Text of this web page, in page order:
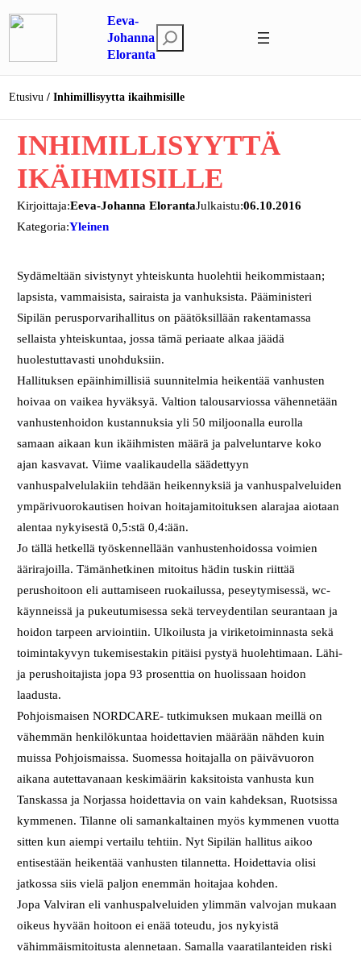
sisältöön
Eeva-
Johanna
Elorantat
s
i
Etusivu Inhimillisyytta ikaihmisille
INHIMILLISYYTTÄ
IKÄIHMISILLE
Kirjoittaja:Eeva-Johanna ElorantaJulkaistu:06.10.2016
Kategoria:Yleinen
Sydämeltään sivistynyt yhteiskunta huolehtii heikommistaan;
lapsista, vammaisista, sairaista ja vanhuksista. Pääministeri
Sipilän perusporvarihallitus on päätöksillään rakentamassa
sellaista yhteiskuntaa, jossa tämä periaate alkaa jäädä
huolestuttavasti unohduksiin.
Hallituksen epäinhimillisiä suunnitelmia heikentää vanhusten
hoivaa on vaikea hyväksyä. Valtion talousarviossa vähennetään
vanhustenhoidon kustannuksia yli 50 miljoonalla eurolla
samaan aikaan kun ikäihmisten määrä ja palveluntarve koko
ajan kasvavat. Viime vaalikaudella säädettyyn
vanhuspalvelulakiin tehdään heikennyksiä ja vanhuspalveluiden
ympärivuorokautisen hoivan hoitajamitoituksen alarajaa aiotaan
alentaa nykyisestä 0,5:stä 0,4:ään.
Jo tällä hetkellä työskennellään vanhustenhoidossa voimien
äärirajoilla. Tämänhetkinen mitoitus hädin tuskin riittää
perushoitoon eli auttamiseen ruokailussa, peseytymisessä, wc-
käynneissä ja pukeutumisessa sekä terveydentilan seurantaan ja
hoidon tarpeen arviointiin. Ulkoilusta ja viriketoiminnasta sekä
toimintakyvyn tukemisestakin pitäisi pystyä huolehtimaan. Lähi-
ja perushoitajista jopa 93 prosenttia on huolissaan hoidon
laadusta.
Pohjoismaisen NORDCARE- tutkimuksen mukaan meillä on
vähemmän henkilökuntaa hoidettavien määrään nähden kuin
muissa Pohjoismaissa. Suomessa hoitajalla on päivävuoron
aikana autettavanaan keskimäärin kaksitoista vanhusta kun
Tanskassa ja Norjassa hoidettavia on vain kahdeksan, Ruotsissa
kymmenen. Tilanne oli samankaltainen myös kymmenen vuotta
sitten kun aiempi vertailu tehtiin. Nyt Sipilän hallitus aikoo
entisestään heikentää vanhusten tilannetta. Hoidettavia olisi
jatkossa siis vielä paljon enemmän hoitajaa kohden.
Jopa Valviran eli vanhuspalveluiden ylimmän valvojan mukaan
oikeus hyvään hoitoon ei enää toteudu, jos nykyistä
vähimmäismitoitusta alennetaan. Samalla vaaratilanteiden riski